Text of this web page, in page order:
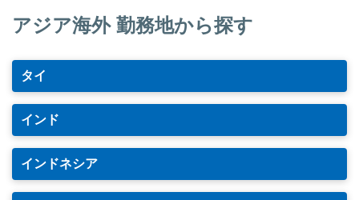
アジア海外 勤務地から探す
タイ
インド
インドネシア